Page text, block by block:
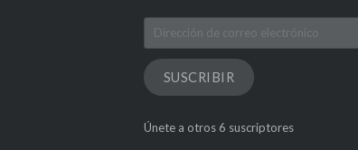
Dirección
de
correo
electrónico
SUSCRIBIR
Únete a otros 6 suscriptores